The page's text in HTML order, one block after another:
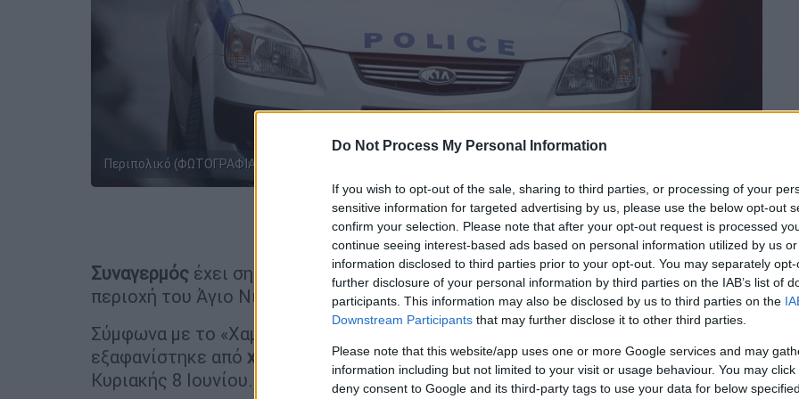
Do Not Process My Personal Information
If you wish to opt-out of the sale, sharing to third parties, or processing of your
sensitive information for targeted advertising by us, please use the below opt-out
confirm your selection. Please note that after your opt-out request is processed
continue seeing interest-based ads based on personal information utilized by us
information disclosed to third parties prior to your opt-out. You may separately
further disclosure of your personal information by third parties on the IAB’s list of
participants. This information may also be disclosed by us to third parties on the
Downstream Participants that may further disclose it to other third parties.
Please note that this website/app uses one or more Google services and may
information including but not limited to your visit or usage behaviour. You may
deny consent to Google and its third-party tags to use your data for below
Περιπολικό (ΦΩΤΟΓΡΑΦΙΑ: EUROKINISSI)
Προσθέστε το ΕΘΝΟΣ στη Google
Συναγερμός έχει σημάνει για τηνεξαφάνιση του 14χρονουΧασάν Σαάνταπό την
περιοχή του Άγιο Νικόλα.
Σύμφωνα με το «Χαμόγελο του Παιδιού», ο αιγυπτιακής καταγωγής Χασάν
εξαφανίστηκε από χώρο φιλοξενίας ασυνόδευτων ανηλίκωντο απόγευμα της
Κυριακής 8 Ιουνίου.